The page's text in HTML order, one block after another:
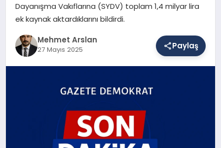
EĞITIM
DÜNYA
Dayanışma Vakıflarına (SYDV) toplam 1,4 milyar lira
ek kaynak aktardıklarını bildirdi.
Mehmet Arslan
27 Mayıs 2025 Paylaş